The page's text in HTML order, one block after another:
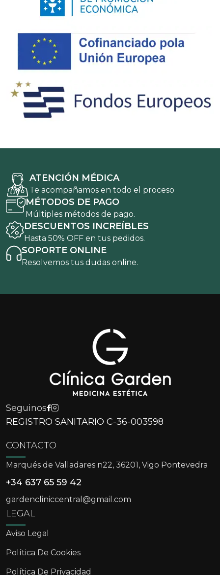
ATENCIÓN MÉDICA
Te acompañamos en todo el proceso
MÉTODOS DE PAGO
Múltiples métodos de pago.
DESCUENTOS INCREÍBLES
Hasta 50% OFF en tus pedidos.
SOPORTE ONLINE
Resolvemos tus dudas online.
Seguinos
REGISTRO SANITARIO C-36-003598
LEGAL
Aviso Legal
Política De Cookies
Política De Privacidad
CONTACTO
Marqués de Valladares n22, 36201, Vigo Pontevedra
+34 637 65 59 42
gardencliniccentral@gmail.com